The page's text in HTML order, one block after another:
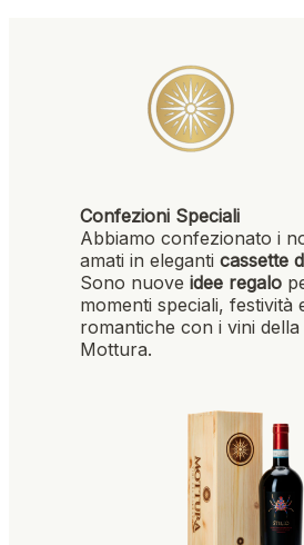
Confezioni Speciali
Abbiamo confezionato i
amati in eleganti cassette
Sono nuove idee regalo
momenti speciali, festività
romantiche con i vini della
Mottura.